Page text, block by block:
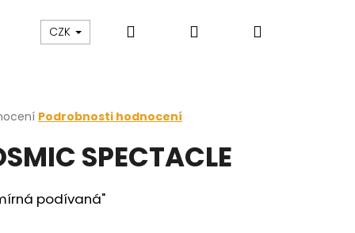
Blog
CZK Hledat PřihlášeníNákupní
Podrobnosti hodnocení
SPECTACLE
podívaná"